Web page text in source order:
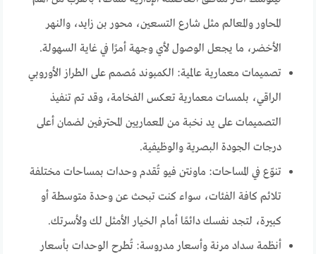
المحاور والمعالم مثل شارع التسعين، محور بن زايد، والنهر
الأخضر، ما يجعل الوصول لأي وجهة أمرًا في غاية السهولة.
تصميمات معمارية عالمية: الكمبوند مُصمم على الطراز الأوروبي
الراقي، بلمسات معمارية تعكس الفخامة، وقد تم تنفيذ
التصميمات على يد نخبة من المعماريين المحترفين لضمان أعلى
درجات الجودة البصرية والوظيفية.
تنوّع في المساحات: ماونتن فيو تُقدم وحدات بمساحات مختلفة
تلائم كافة الفئات، سواء كنت تبحث عن وحدة متوسطة أو
كبيرة، لتجد نفسك دائمًا أمام الخيار الأمثل لك ولأسرتك.
أنظمة سداد مرنة وأسعار مدروسة: تُطرح الوحدات بأسعار